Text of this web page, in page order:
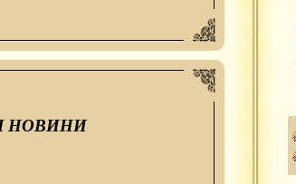
НОВИНИ